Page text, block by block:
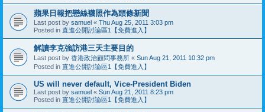
蘋果日報把戀絲襪照作為頭條新聞
Last post by samuel « Thu Aug 25, 2011 3:03 pm
Posted in 直進公開討論區1【免費進入】
解讀李克強訪港三天主要目的
Last post by 香港政治顧問事務所 « Sun Aug 21, 2011 10:32 pm
Posted in 直進公開討論區1【免費進入】
US will never default, Vice-President Biden
Last post by samuel « Sun Aug 21, 2011 8:23 pm
Posted in 直進公開討論區1【免費進入】